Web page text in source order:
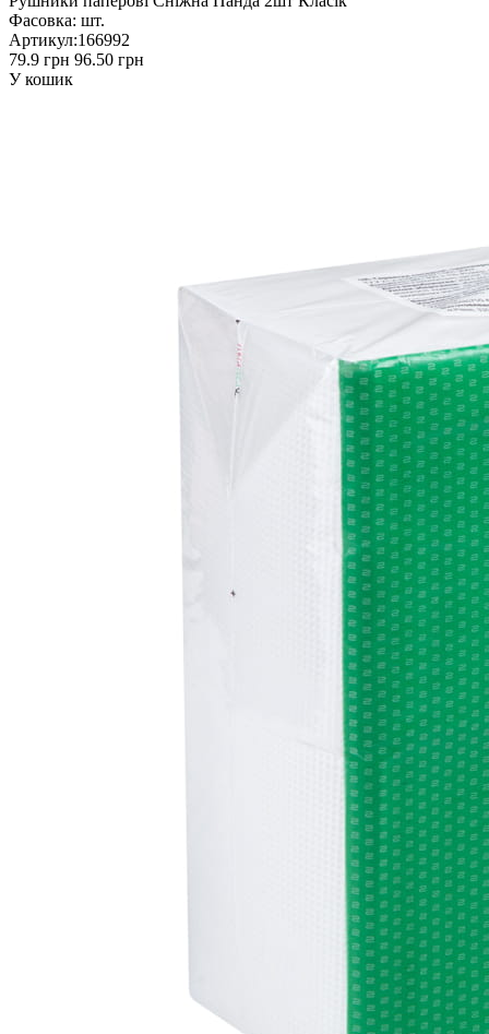
Фасовка: шт.
Артикул:166992
79.9 грн 96.50 грн
У кошик